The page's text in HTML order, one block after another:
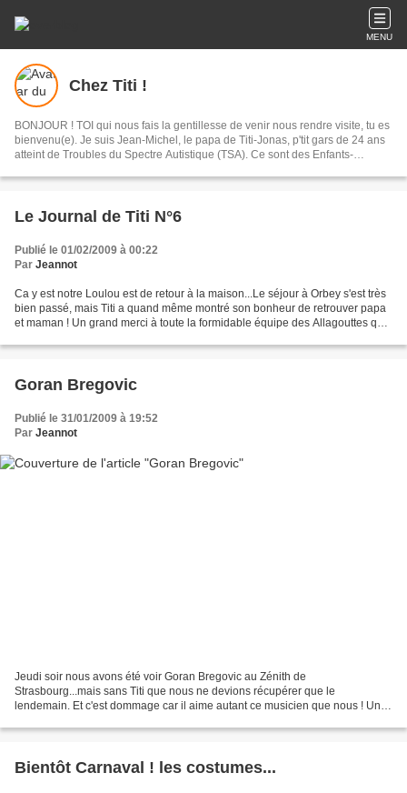
MENU
Chez Titi !
BONJOUR ! TOI qui nous fais la gentillesse de venir nous rendre visite, tu es
bienvenu(e). Je suis Jean-Michel, le papa de Titi-Jonas, p'tit gars de 24 ans
atteint de Troubles du Spectre Autistique (TSA). Ce sont des Enfants-
trop rares instants vous arrivez à partager des moments de Petits
Le Journal de Titi N°6
Publié le 01/02/2009 à 00:22
Par Jeannot
Ca y est notre Loulou est de retour à la maison...Le séjour à Orbey s'est très
bien passé, mais Titi a quand même montré son bonheur de retrouver papa
et maman ! Un grand merci à toute la formidable équipe des Allagouttes qui
Goran Bregovic
Publié le 31/01/2009 à 19:52
Par Jeannot
Jeudi soir nous avons été voir Goran Bregovic au Zénith de
Strasbourg...mais sans Titi que nous ne devions récupérer que le
lendemain. Et c'est dommage car il aime autant ce musicien que nous ! Un
Bientôt Carnaval ! les costumes...